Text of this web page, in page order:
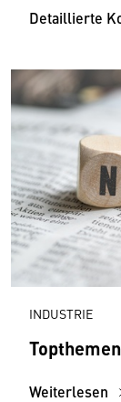
Detaillierte
INDUSTRIE
Weiterlesen